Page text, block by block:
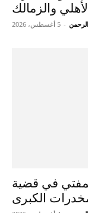
الأهلي والزمالك
- 5 أغسطس، 2026
في قضية
الكبرى